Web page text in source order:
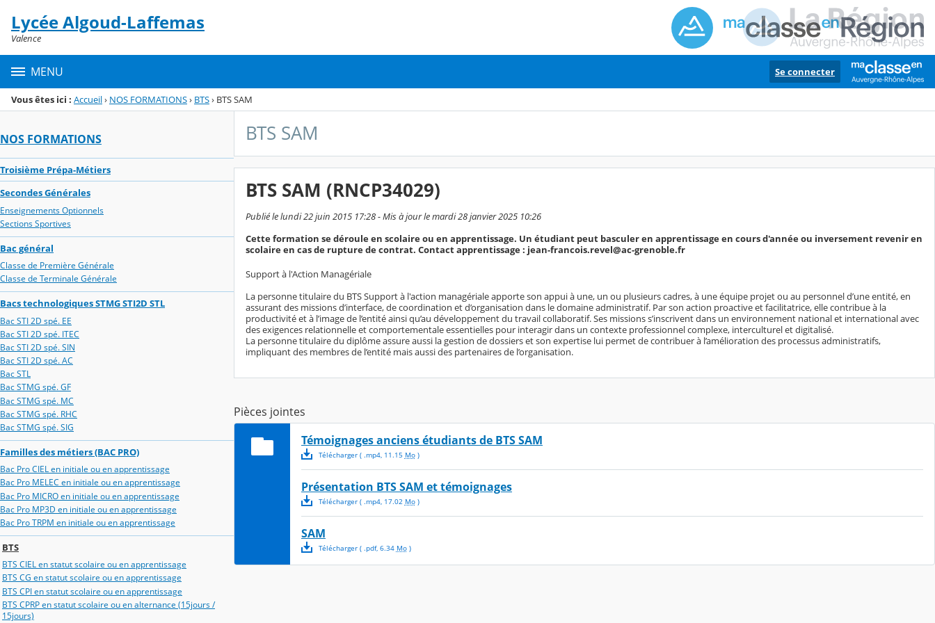
Menu de la rubrique
Contenu
Lycée Algoud-Laffemas
Valence
MENU Se connecter
Vous êtes ici : Accueil› NOS FORMATIONS› BTS› BTS SAM
NOS FORMATIONS
Troisième Prépa-Métiers
Secondes Générales
Enseignements Optionnels
Sections Sportives
Bac général
Classe de Première Générale
Classe de Terminale Générale
Bacs technologiques STMG STI2D STL
Bac STI 2D spé. EE
Bac STI 2D spé. ITEC
Bac STI 2D spé. SIN
Bac STI 2D spé. AC
Bac STL
Bac STMG spé. GF
Bac STMG spé. MC
Bac STMG spé. RHC
Bac STMG spé. SIG
Familles des métiers (BAC PRO)
Bac Pro CIEL en initiale ou en apprentissage
Bac Pro MELEC en initiale ou en apprentissage
Bac Pro MICRO en initiale ou en apprentissage
Bac Pro MP3D en initiale ou en apprentissage
Bac Pro TRPM en initiale ou en apprentissage
BTS
BTS CIEL en statut scolaire ou en apprentissage
BTS CG en statut scolaire ou en apprentissage
BTS CPI en statut scolaire ou en apprentissage
BTS CPRP en statut scolaire ou en alternance (15jours /
15jours)
BTS SAM
BTS SAM (RNCP34029)
Publié le lundi 22 juin 2015 17:28 - Mis à jour le mardi 28 janvier 2025 10:26
Cette formation se déroule en scolaire ou en apprentissage. Un étudiant peut basculer en apprentissage en cours d'année ou inversement revenir en
scolaire en cas de rupture de contrat. Contact apprentissage : jean-francois.revel@ac-grenoble.fr
Support à l'Action Managériale
La personne titulaire du BTS Support à l'action managériale apporte son appui à une, un ou plusieurs cadres, à une équipe projet ou au personnel d’une entité, en
assurant des missions d’interface, de coordination et d’organisation dans le domaine administratif. Par son action proactive et facilitatrice, elle contribue à la
productivité et à l’image de l’entité ainsi qu’au développement du travail collaboratif. Ses missions s’inscrivent dans un environnement national et international avec
des exigences relationnelle et comportementale essentielles pour interagir dans un contexte professionnel complexe, interculturel et digitalisé.
La personne titulaire du diplôme assure aussi la gestion de dossiers et son expertise lui permet de contribuer à l’amélioration des processus administratifs,
impliquant des membres de l’entité mais aussi des partenaires de l’organisation.
Pièces jointes
Témoignages anciens étudiants de BTS SAM
Télécharger( .mp4, 11.15 Mo)
Présentation BTS SAM et témoignages
Télécharger( .mp4, 17.02 Mo)
SAM
Télécharger( .pdf, 6.34 Mo)